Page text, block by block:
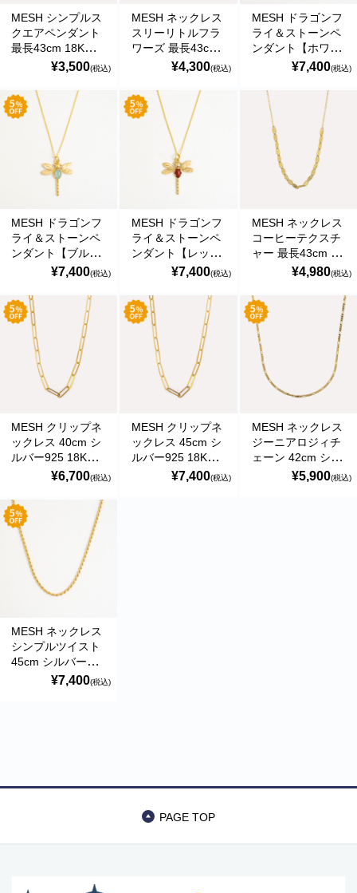
MESH シンプルス
クエアペンダント
最長43cm 18Kゴ
ールドコート シル
ル直輸入
COL00P1 Gold
Necklace
¥3,500(税込)
MESH ネックレス
スリーリトルフラ
ワーズ 最長43cm
18Kゴールドコー
ルトガル直輸入
COL0192F Gold
Necklace
¥4,300(税込)
MESH ドラゴンフ
ライ＆ストーンペ
ンダント【ホワイ
ト】最長43cm
ト シルバー925 ポ
ルトガル直輸入
COL0176 Gold
Necklace
¥7,400(税込)
MESH ドラゴンフ
ライ＆ストーンペ
ンダント【ブル
ー】最長43cm
ト シルバー925 ポ
ルトガル直輸入
COL0176 Gold
Necklace
¥7,400(税込)
MESH ドラゴンフ
ライ＆ストーンペ
ンダント【レッ
ド】最長43cm
ト シルバー925 ポ
ルトガル直輸入
COL0176 Gold
Necklace
¥7,400(税込)
MESH ネックレス
コーヒーテクスチ
ャー 最長43cm シ
ルバー925 18Kゴ
トガル直輸入
COL330L Gold
Necklace
¥4,980(税込)
MESH クリップネ
ックレス 40cm シ
ルバー925 18Kゴ
ールドコート ポル
VOL0026 Gold
Necklace
¥6,700(税込)
MESH クリップネ
ックレス 45cm シ
ルバー925 18Kゴ
ールドコート ポル
¥7,400(税込)
MESH ネックレス
ジーニアロジィチ
ェーン 42cm シル
バー925 18Kゴー
¥5,900(税込)
MESH ネックレス
シンプルツイスト
45cm シルバー
925 18Kゴールド
¥7,400(税込)
食品
ペットフード・グッズ
季節商品
動物モチーフグッズ
日用品・雑貨
アクセサリー
PAGE TOP